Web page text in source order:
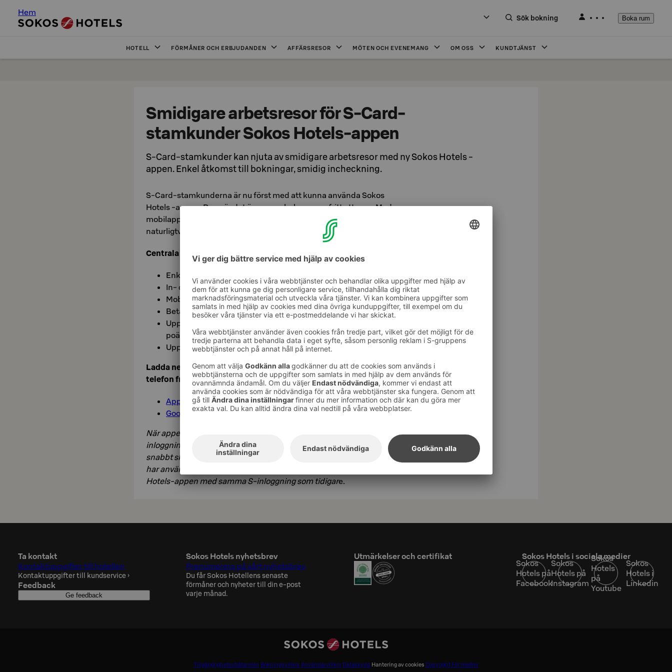
Hem
Sök bokning Boka rum
HOTELL FÖRMÅNER OCH ERBJUDANDEN AFFÄRSRESOR MÖTEN OCH EVENEMANG OM OSS KUNDTJÄNST
Smidigare arbetsresor för S-Card-
stamkunder Sokos Hotels-appen
S-Card-stamkunder kan njuta av smidigare arbetsresor med ny Sokos Hotels -
appen. Enkel åtkomst till bokningar, smidig incheckning.
S-Card-stamkunderna är nu först med att kunna använda Sokos
Hotels -appen. Den gör det ännu mer bekymmersfritt att resa. Med
mobilappen kan du enkelt boka rum och checka in. I appen kan du
naturligtvis också kontrollera dina S-Card-uppgifter och förmåner.
Centrala funktioner i S-Card by Sokos Hotels-appen
Enkla och snabba hotellbokningar dygnet runt
In- checkning och infylla elektoniskt passagerarkort
Mobilnyckel
Betalning för hotellvistelse
Uppgifter om S-Card-medlemskap: tillgängliga förmåner, S-
poäng och gjorda köp
Uppdatera kontakt information
Ladda ner Sokos Hotels -appen (på finska eller engelska) i din
telefon från
App Store»
Google Play»
När appen finns på din telefon, logga in på tjänsten med ditt S-
inloggning. Om du inte har ett S-inloggning ännu, kan du enkelt och
snabbt skapa ett med hjälp av appens instruktioner. Om du tidigare
har använt S-Card-appen kan du logga in på den nya Sokos
Hotels-appen med samma S-inloggning som tidigare.
Ta kontakt
Kontaktuppgifter till hotellen
Kontaktuppgifter till kundservice ›
Feedback
Ge feedback
Sokos Hotels nyhetsbrev
Prenumerera på vårt nyhetsbrev
Du får Sokos Hotellens senaste
förmåner och nyheter till din e-post
varje månad.
Utmärkelser och certifikat Sokos Hotels i sociala medier
Sokos
Hotels på
Facebook
Sokos
Hotels på
Instagram
Sokos
Hotels
på
Youtube
Sokos
Hotels i
Linkedin
Tillgänglighetsutlåtanden BokningsvillkorAnvändarvillkor Dataskydd Hantering av cookies Copyright För medier